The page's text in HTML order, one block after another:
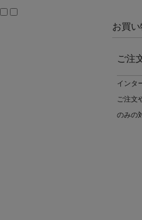
お買
ご注
インタ
ご注文
のみの